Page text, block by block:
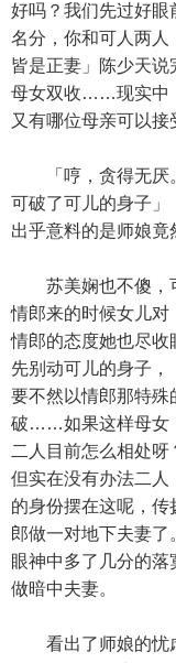
好吗？我们先过好眼
名分，你和可人两人
皆是正妻」陈少天说
母女双收……现实中
又有哪位母亲可以
「哼，贪得无厌。
可破了可儿的身子」
出乎意料的是师娘竟
苏美娴也不傻，可
情郎来的时候女儿对
情郎的态度她也尽收
先别动可儿的身子，
要不然以情郎那特
破……如果这样母女
二人目前怎么相处呀
但实在没有办法二人
的身份摆在这呢，
郎做一对地下夫妻了
眼神中多了几分的
做暗中夫妻。
看出了师娘的忧